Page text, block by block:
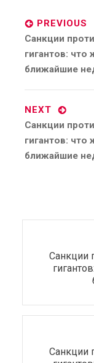
navigation
PREVIOUS
Previous
post:
Санкции
гигантов: что
ближайшие
NEXT
Next
post:
Санкции
гигантов: что
ближайшие
Санкции
Санкции